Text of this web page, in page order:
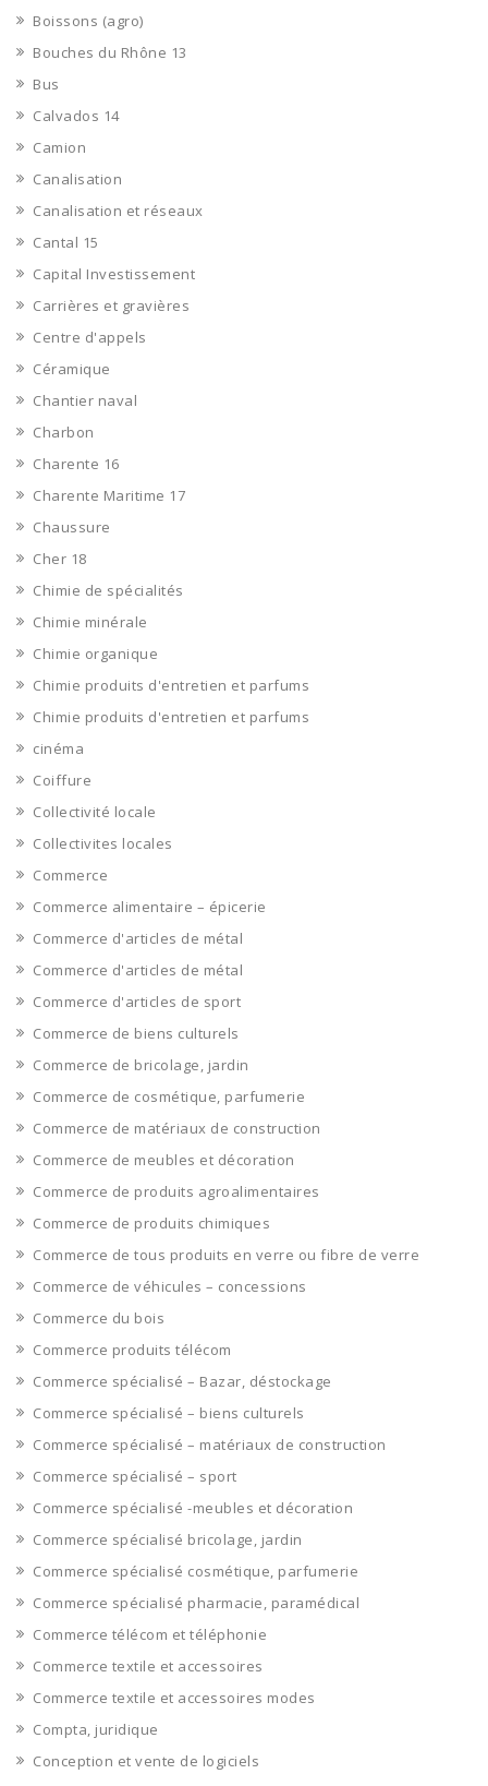
Boissons (agro)
Bouches du Rhône 13
Bus
Calvados 14
Camion
Canalisation
Canalisation et réseaux
Cantal 15
Capital Investissement
Carrières et gravières
Centre d'appels
Céramique
Chantier naval
Charbon
Charente 16
Charente Maritime 17
Chaussure
Cher 18
Chimie de spécialités
Chimie minérale
Chimie organique
Chimie produits d'entretien et parfums
Chimie produits d'entretien et parfums
cinéma
Coiffure
Collectivité locale
Collectivites locales
Commerce
Commerce alimentaire – épicerie
Commerce d'articles de métal
Commerce d'articles de métal
Commerce d'articles de sport
Commerce de biens culturels
Commerce de bricolage, jardin
Commerce de cosmétique, parfumerie
Commerce de matériaux de construction
Commerce de meubles et décoration
Commerce de produits agroalimentaires
Commerce de produits chimiques
Commerce de tous produits en verre ou fibre de verre
Commerce de véhicules – concessions
Commerce du bois
Commerce produits télécom
Commerce spécialisé – Bazar, déstockage
Commerce spécialisé – biens culturels
Commerce spécialisé – matériaux de construction
Commerce spécialisé – sport
Commerce spécialisé -meubles et décoration
Commerce spécialisé bricolage, jardin
Commerce spécialisé cosmétique, parfumerie
Commerce spécialisé pharmacie, paramédical
Commerce télécom et téléphonie
Commerce textile et accessoires
Commerce textile et accessoires modes
Compta, juridique
Conception et vente de logiciels